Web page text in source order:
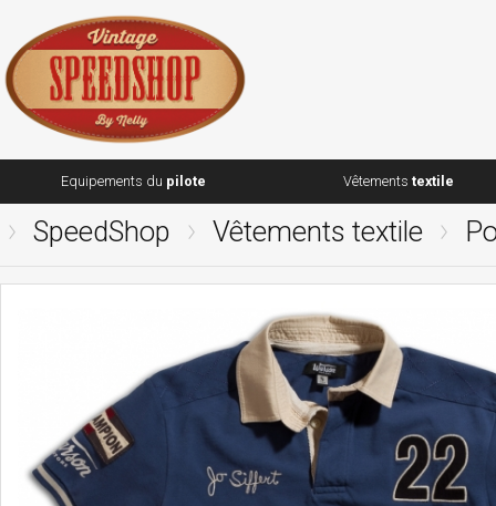
Equipements du pilote Vêtements textile
SpeedShop Vêtements textile